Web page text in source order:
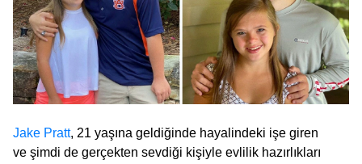
Jake Pratt, 21 yaşına geldiğinde hayalindeki işe giren
ve şimdi de gerçekten sevdiği kişiyle evlilik hazırlıkları